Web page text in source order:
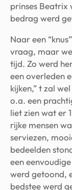
prinses Beatrix
bedrag werd
Naar een
vraag, maar
tijd. Zo werd
een overleden
kijken,” t zal
o.a. een
liet zien wat er
rijke mensen
serviezen,
bedeelden
een
werd getoond,
bedstee werd